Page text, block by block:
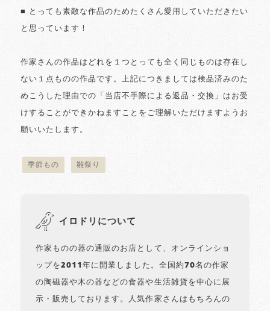
■ とっても素敵な作品のためたくさん愛用していただきたい
と思っています！
作家さんの作品はどれを１つとっても全く同じものは存在し
ない１点ものの作品です。上記につきましては検品済みのた
めこうした理由での「当店不手際による返品・交換」はお受
けすることができかねますことをご理解いただけますようお
願いいたします。
季節もの 雛祭り
イロドリについて
作家ものの器の通販のお店として、オンラインショ
ップを2011年に開業しました。全国約70名の作家
の陶磁器や木の器などの食器や生活雑貨を中心に展
示・販売しております。人気作家さんはもちろんの